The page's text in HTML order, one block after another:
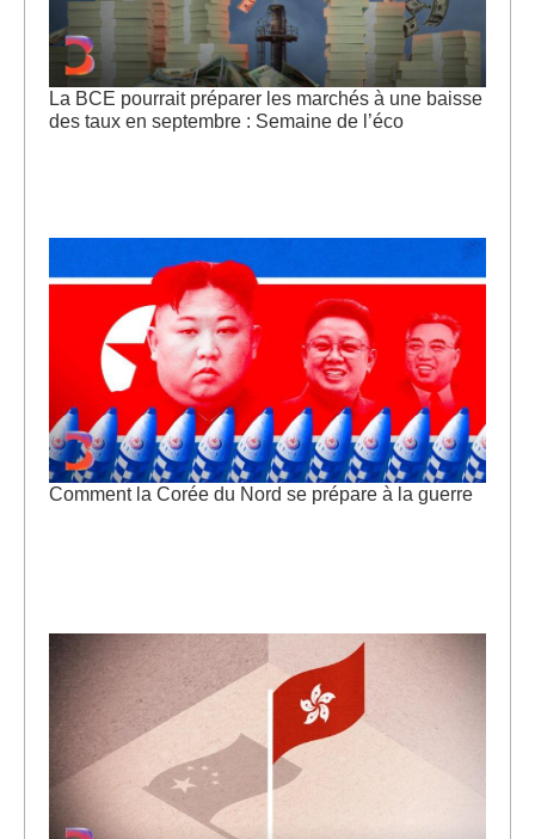
La BCE pourrait préparer les marchés à une baisse
des taux en septembre : Semaine de l’éco
Comment la Corée du Nord se prépare à la guerre